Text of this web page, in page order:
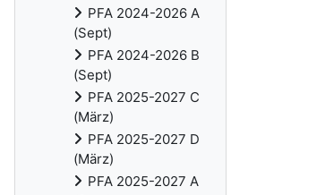
PFA 2024-2026 A
(Sept)
PFA 2024-2026 B
(Sept)
PFA 2025-2027 C
(März)
PFA 2025-2027 D
(März)
PFA 2025-2027 A